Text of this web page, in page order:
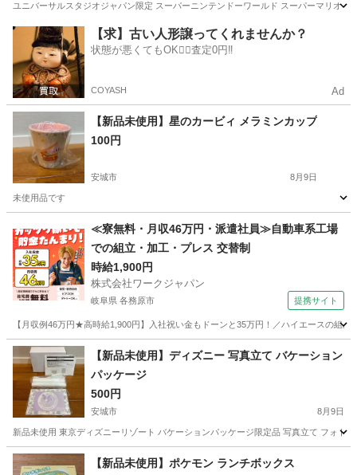
ユニバーサルスタジオジャパン限定 スーパーニンテンドーワールド スーパーマリオ 中
愛知 安城市 その他 スーパーマリオ
【求】古い人形譲ってくれませんか？
状態が悪くてもOK🙆‍♀️査定0円‼️
COYASH Ad
【新品未使用】星のカービィ メラミンカップ
100円
安城市 8月9日
未使用品です
食器 星のカービィ
≪寮無料・月収46万円・派遣社員≫自動車系工場
での組立・加工・プレス 交替制
時給1,900円
株式会社ワークジャパン
岐阜県 各務原市 提携サイト
【月収例46万円★高時給1,900円】入社祝い金もドーンと35万円！／ハイエースの組
岐阜 各務原市 その他
【新品未使用】ディズニー 写真立て バケーション
パッケージ
500円
安城市 8月9日
新品未使用 東京ディズニーリゾート バケーションパッケージ限定品 写真立て フォト
愛知 安城市 その他 新品
【新品未使用】ポケモン ランチボックス